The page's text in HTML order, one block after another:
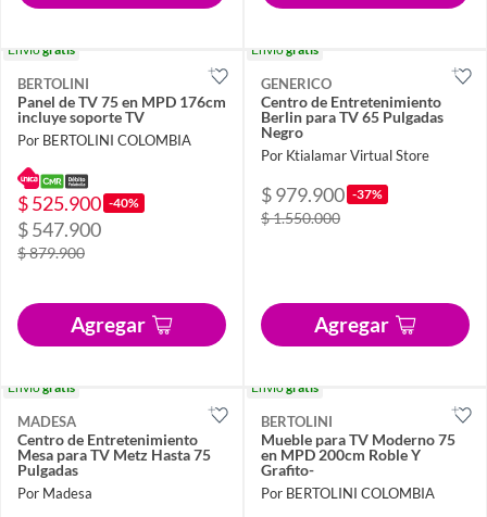
Envíogratis
BERTOLINI
Panel de TV 75 en MPD 176cm
incluye soporte TV
Por BERTOLINI COLOMBIA
$ 525.900 -40%
$ 547.900
$ 879.900
Agregar
Envíogratis
GENERICO
Centro de Entretenimiento
Berlin para TV 65 Pulgadas
Negro
Por Ktialamar Virtual Store
$ 979.900 -37%
$ 1.550.000
Agregar
Envíogratis
MADESA
Centro de Entretenimiento
Mesa para TV Metz Hasta 75
Pulgadas
Por Madesa
Envíogratis
BERTOLINI
Mueble para TV Moderno 75
en MPD 200cm Roble Y
Grafito-
Por BERTOLINI COLOMBIA